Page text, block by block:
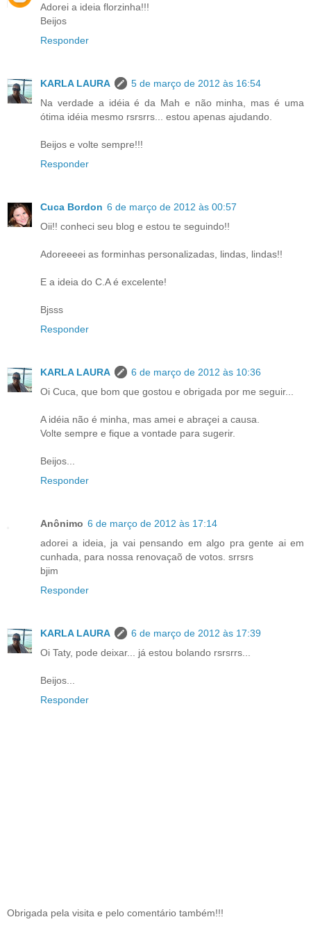
Adorei a ideia florzinha!!!
Beijos
Responder
KARLA LAURA
5 de março de 2012 às 16:54
Na verdade a idéia é da Mah e não minha, mas é uma
ótima idéia mesmo rsrsrrs... estou apenas ajudando.
Beijos e volte sempre!!!
Responder
Cuca Bordon 6 de março de 2012 às 00:57
Oii!! conheci seu blog e estou te seguindo!!
Adoreeeei as forminhas personalizadas, lindas, lindas!!
E a ideia do C.A é excelente!
Bjsss
Responder
KARLA LAURA
6 de março de 2012 às 10:36
Oi Cuca, que bom que gostou e obrigada por me seguir...
A idéia não é minha, mas amei e abraçei a causa.
Volte sempre e fique a vontade para sugerir.
Beijos...
Responder
Anônimo 6 de março de 2012 às 17:14
adorei a ideia, ja vai pensando em algo pra gente ai em
cunhada, para nossa renovaçaõ de votos. srrsrs
bjim
Responder
KARLA LAURA
6 de março de 2012 às 17:39
Oi Taty, pode deixar... já estou bolando rsrsrrs...
Beijos...
Responder
Obrigada pela visita e pelo comentário também!!!